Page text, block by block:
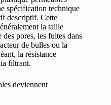
spécification technique
descriptif. Cette
la taille
pores, les fuites dans
de bulles ou la
la résistance
filtrant.
deviennent